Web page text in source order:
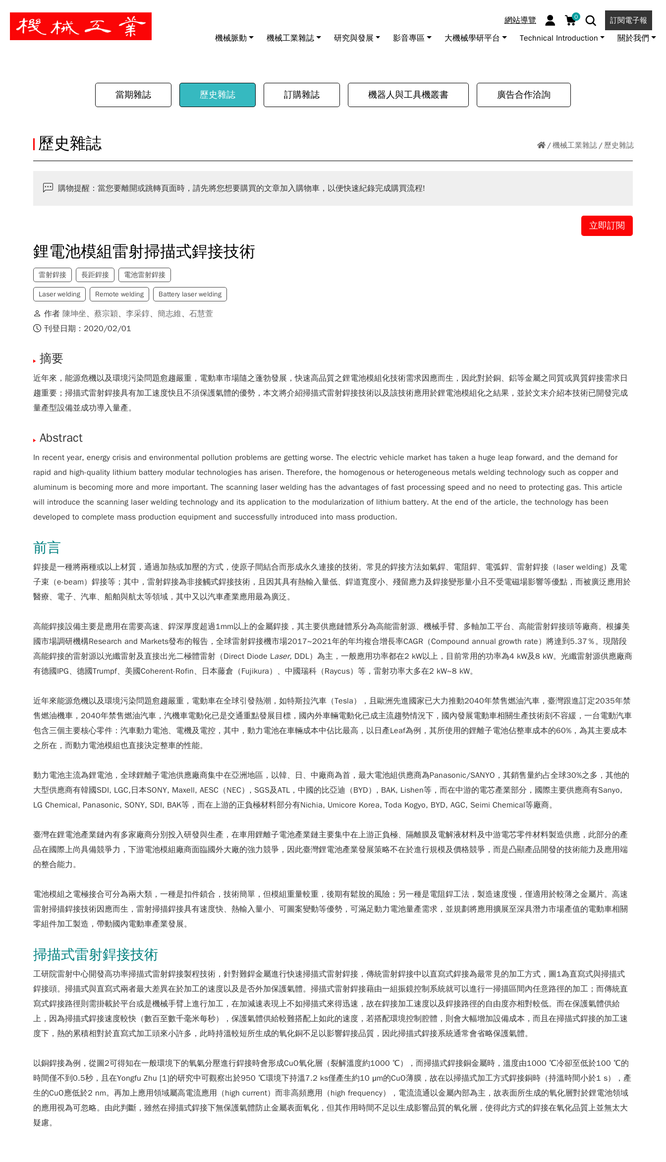
網站導覽 0 訂閱電子報
機械脈動 機械工業雜誌 研究與發展 影音專區 大機械學研平台 Technical Introduction 關於我們
暫停
當期雜誌 歷史雜誌 訂購雜誌 機器人與工具機叢書 廣告合作洽詢
機械工業雜誌 歷史雜誌
歷史雜誌
購物提醒：當您要離開或跳轉頁面時，請先將您想要購買的文章加入購物車，以便快速紀錄完成購買流程!
立即訂閱
鋰電池模組雷射掃描式銲接技術
雷射銲接 長距銲接 電池雷射銲接
Laser welding Remote welding Battery laser welding
作者 陳坤坐、蔡宗穎、李采錞、簡志維、石慧萱
刊登日期：2020/02/01
摘要
近年來，能源危機以及環境污染問題愈趨嚴重，電動車市場隨之蓬勃發展，快速高品質之鋰電池模組化技術需求因應而生，因此對於銅、鋁等金屬之同質或異質銲接需求日
趨重要；掃描式雷射銲接具有加工速度快且不須保護氣體的優勢，本文將介紹掃描式雷射銲接技術以及該技術應用於鋰電池模組化之結果，並於文末介紹本技術已開發完成
量產型設備並成功導入量產。
Abstract
In recent year, energy crisis and environmental pollution problems are getting worse. The electric vehicle market has taken a huge leap forward, and the demand for
rapid and high-quality lithium battery modular technologies has arisen. Therefore, the homogenous or heterogeneous metals welding technology such as copper and
aluminum is becoming more and more important. The scanning laser welding has the advantages of fast processing speed and no need to protecting gas. This article
will introduce the scanning laser welding technology and its application to the modularization of lithium battery. At the end of the article, the technology has been
developed to complete mass production equipment and successfully introduced into mass production.
前言
銲接是一種將兩種或以上材質，通過加熱或加壓的方式，使原子間結合而形成永久連接的技術。常見的銲接方法如氣銲、電阻銲、電弧銲、雷射銲接（laser welding）及電
子束（e-beam）銲接等；其中，雷射銲接為非接觸式銲接技術，且因其具有熱輸入量低、銲道寬度小、殘留應力及銲接變形量小且不受電磁場影響等優點，而被廣泛應用於
醫療、電子、汽車、船舶與航太等領域，其中又以汽車產業應用最為廣泛。
高能銲接設備主要是應用在需要高速、銲深厚度超過1mm以上的金屬銲接，其主要供應鏈體系分為高能雷射源、機械手臂、多軸加工平台、高能雷射銲接頭等廠商。根據美
國市場調研機構Research and Markets發布的報告，全球雷射銲接機市場2017~2021年的年均複合增長率CAGR（Compound annual growth rate）將達到5.37％。現階段
高能銲接的雷射源以光纖雷射及直接出光二極體雷射（Direct Diode Laser, DDL）為主，一般應用功率都在2 kW以上，目前常用的功率為4 kW及8 kW。光纖雷射源供應廠商
有德國IPG、德國Trumpf、美國Coherent-Rofin、日本藤倉（Fujikura）、中國瑞科（Raycus）等，雷射功率大多在2 kW~8 kW。
近年來能源危機以及環境污染問題愈趨嚴重，電動車在全球引發熱潮，如特斯拉汽車（Tesla），且歐洲先進國家已大力推動2040年禁售燃油汽車，臺灣跟進訂定2035年禁
售燃油機車，2040年禁售燃油汽車，汽機車電動化已是交通重點發展目標，國內外車輛電動化已成主流趨勢情況下，國內發展電動車相關生產技術刻不容緩，一台電動汽車
包含三個主要核心零件：汽車動力電池、電機及電控，其中，動力電池在車輛成本中佔比最高，以日產Leaf為例，其所使用的鋰離子電池佔整車成本的60%，為其主要成本
之所在，而動力電池模組也直接決定整車的性能。
動力電池主流為鋰電池，全球鋰離子電池供應廠商集中在亞洲地區，以韓、日、中廠商為首，最大電池組供應商為Panasonic/SANYO，其銷售量約占全球30%之多，其他的
大型供應商有韓國SDI, LGC,日本SONY, Maxell, AESC（NEC）, SGS及ATL，中國的比亞迪（BYD）, BAK, Lishen等，而在中游的電芯產業部分，國際主要供應商有Sanyo,
LG Chemical, Panasonic, SONY, SDI, BAK等，而在上游的正負極材料部分有Nichia, Umicore Korea, Toda Kogyo, BYD, AGC, Seimi Chemical等廠商。
臺灣在鋰電池產業鏈內有多家廠商分別投入研發與生產，在車用鋰離子電池產業鏈主要集中在上游正負極、隔離膜及電解液材料及中游電芯零件材料製造供應，此部分的產
品在國際上尚具備競爭力，下游電池模組廠商面臨國外大廠的強力競爭，因此臺灣鋰電池產業發展策略不在於進行規模及價格競爭，而是凸顯產品開發的技術能力及應用端
的整合能力。
電池模組之電極接合可分為兩大類，一種是扣件鎖合，技術簡單，但模組重量較重，後期有鬆脫的風險；另一種是電阻銲工法，製造速度慢，僅適用於較薄之金屬片。高速
雷射掃描銲接技術因應而生，雷射掃描銲接具有速度快、熱輸入量小、可圖案變動等優勢，可滿足動力電池量產需求，並規劃將應用擴展至深具潛力市場產值的電動車相關
零組件加工製造，帶動國內電動車產業發展。
掃描式雷射銲接技術
工研院雷射中心開發高功率掃描式雷射銲接製程技術，針對難銲金屬進行快速掃描式雷射銲接，傳統雷射銲接中以直寫式銲接為最常見的加工方式，圖1為直寫式與掃描式
銲接頭。掃描式與直寫式兩者最大差異在於加工的速度以及是否外加保護氣體。掃描式雷射銲接藉由一組振鏡控制系統就可以進行一掃描區間內任意路徑的加工；而傳統直
寫式銲接路徑則需掛載於平台或是機械手臂上進行加工，在加減速表現上不如掃描式來得迅速，故在銲接加工速度以及銲接路徑的自由度亦相對較低。而在保護氣體供給
上，因為掃描式銲接速度較快（數百至數千毫米每秒），保護氣體供給較難搭配上如此的速度，若搭配環境控制腔體，則會大幅增加設備成本，而且在掃描式銲接的加工速
度下，熱的累積相對於直寫式加工頭來小許多，此時持溫較短所生成的氧化銅不足以影響銲接品質，因此掃描式銲接系統通常會省略保護氣體。
以銅銲接為例，從圖2可得知在一般環境下的氧氣分壓進行銲接時會形成CuO氧化層（裂解溫度約1000 ℃），而掃描式銲接銅金屬時，溫度由1000 ℃冷卻至低於100 ℃的
時間僅不到0.5秒，且在Yongfu Zhu [1]的研究中可觀察出於950 ℃環境下持溫7.2 ks僅產生約10 μm的CuO薄膜，故在以掃描式加工方式銲接銅時（持溫時間小於1 s），產
生的CuO應低於2 nm。再加上應用領域屬高電流應用（high current）而非高頻應用（high frequency），電流流通以金屬內部為主，故表面所生成的氧化層對於鋰電池領域
的應用視為可忽略。由此判斷，雖然在掃描式銲接下無保護氣體防止金屬表面氧化，但其作用時間不足以生成影響品質的氧化層，使得此方式的銲接在氧化品質上並無太大
疑慮。